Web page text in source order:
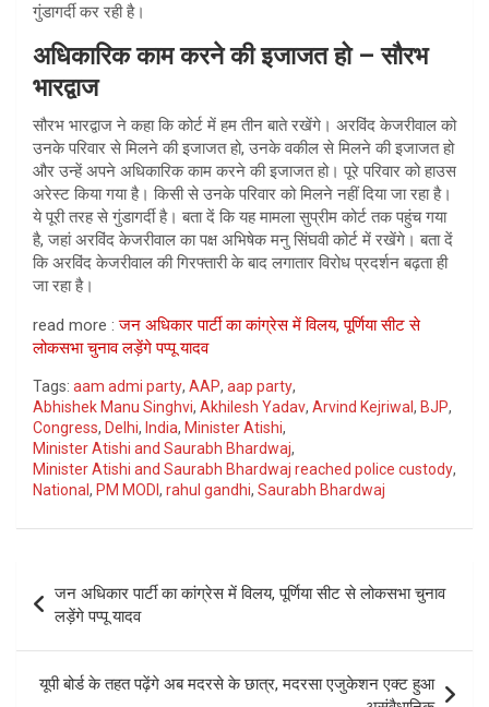
गुंडागर्दी कर रही है।
अधिकारिक काम करने की इजाजत हो – सौरभ
भारद्वाज
सौरभ भारद्वाज ने कहा कि कोर्ट में हम तीन बाते रखेंगे। अरविंद केजरीवाल को
उनके परिवार से मिलने की इजाजत हो, उनके वकील से मिलने की इजाजत हो
और उन्हें अपने अधिकारिक काम करने की इजाजत हो। पूरे परिवार को हाउस
अरेस्ट किया गया है। किसी से उनके परिवार को मिलने नहीं दिया जा रहा है।
ये पूरी तरह से गुंडागर्दी है। बता दें कि यह मामला सुप्रीम कोर्ट तक पहुंच गया
है, जहां अरविंद केजरीवाल का पक्ष अभिषेक मनु सिंघवी कोर्ट में रखेंगे। बता दें
कि अरविंद केजरीवाल की गिरफ्तारी के बाद लगातार विरोध प्रदर्शन बढ़ता ही
जा रहा है।
read more :जन अधिकार पार्टी का कांग्रेस में विलय, पूर्णिया सीट से
लोकसभा चुनाव लड़ेंगे पप्पू यादव
Tags: aam admi party, AAP, aap party,
Abhishek Manu Singhvi, Akhilesh Yadav, Arvind Kejriwal , BJP,
Congress, Delhi, India, Minister Atishi,
Minister Atishi and Saurabh Bhardwaj,
Minister Atishi and Saurabh Bhardwaj reached police custody,
National , PM MODI , rahul gandhi, Saurabh Bhardwaj
navigation
जन अधिकार पार्टी का कांग्रेस में विलय, पूर्णिया सीट से लोकसभा चुनाव
लड़ेंगे पप्पू यादव
यूपी बोर्ड के तहत पढ़ेंगे अब मदरसे के छात्र, मदरसा एजुकेशन एक्ट हुआ